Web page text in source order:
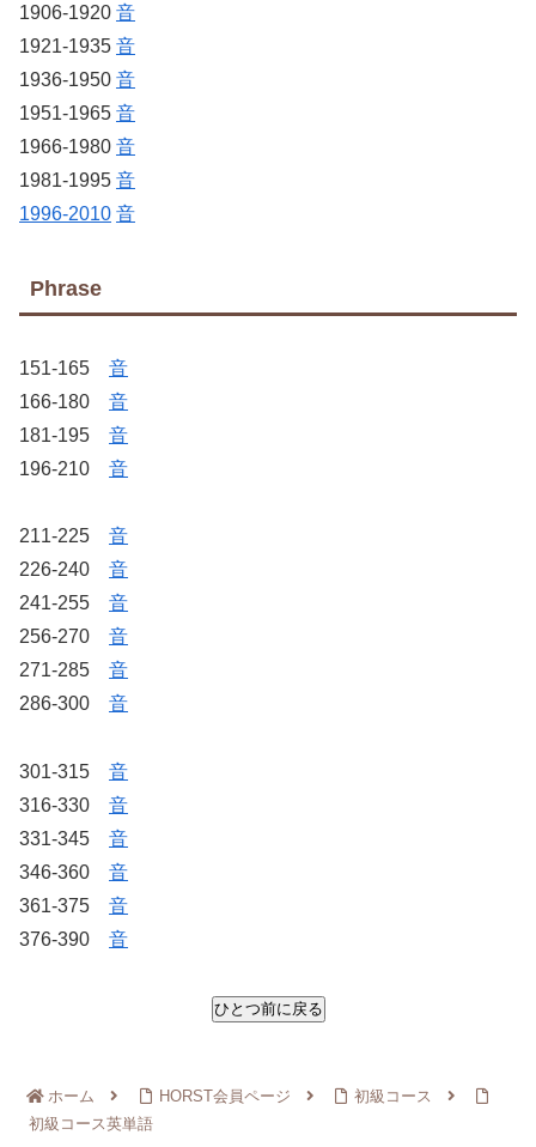
1906-1920 音
1921-1935 音
1936-1950 音
1951-1965 音
1966-1980 音
1981-1995 音
1996-2010 音
Phrase
151-165 音
166-180 音
181-195 音
196-210 音
211-225 音
226-240 音
241-255 音
256-270 音
271-285 音
286-300 音
301-315 音
316-330 音
331-345 音
346-360 音
361-375 音
376-390 音
ホーム HORST会員ページ
初級コース
初級コース英単語